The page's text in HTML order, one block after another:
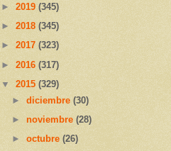
► 2019 (345)
► 2018 (345)
► 2017 (323)
► 2016 (317)
▼ 2015 (329)
►diciembre(30)
►noviembre(28)
►octubre(26)